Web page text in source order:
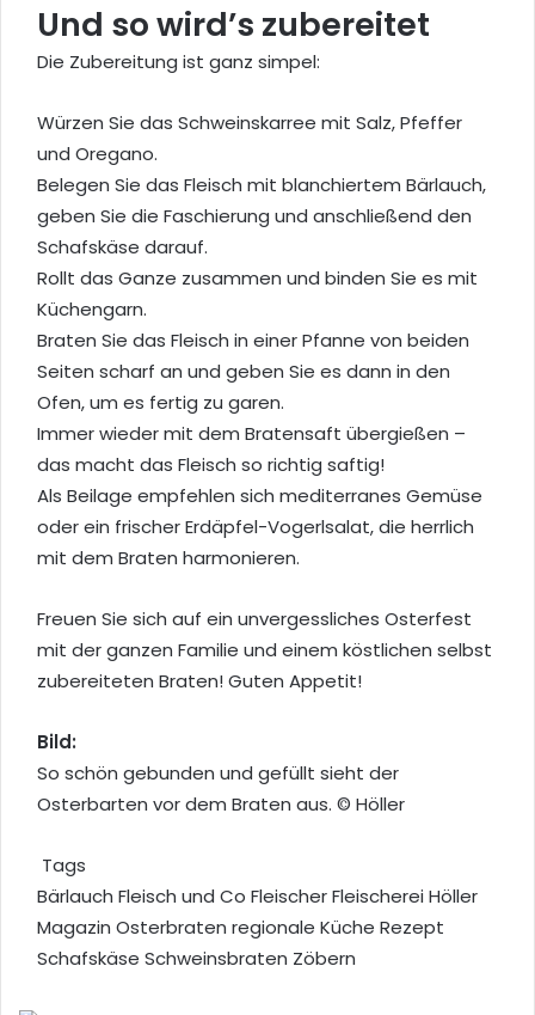
Und so wird’s zubereitet
Die Zubereitung ist ganz simpel:
Würzen Sie das Schweinskarree mit Salz, Pfeffer
und Oregano.
Belegen Sie das Fleisch mit blanchiertem Bärlauch,
geben Sie die Faschierung und anschließend den
Schafskäse darauf.
Rollt das Ganze zusammen und binden Sie es mit
Küchengarn.
Braten Sie das Fleisch in einer Pfanne von beiden
Seiten scharf an und geben Sie es dann in den
Ofen, um es fertig zu garen.
Immer wieder mit dem Bratensaft übergießen –
das macht das Fleisch so richtig saftig!
Als Beilage empfehlen sich mediterranes Gemüse
oder ein frischer Erdäpfel-Vogerlsalat, die herrlich
mit dem Braten harmonieren.
Freuen Sie sich auf ein unvergessliches Osterfest
mit der ganzen Familie und einem köstlichen selbst
zubereiteten Braten! Guten Appetit!
Bild:
So schön gebunden und gefüllt sieht der
Osterbarten vor dem Braten aus. © Höller
Tags
Bärlauch Fleisch und Co FleischerFleischerei Höller
Magazin Osterbraten regionale Küche Rezept
Schafskäse Schweinsbraten Zöbern